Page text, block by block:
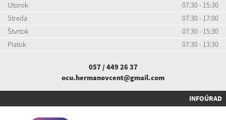
Utorok
07:30 - 15:30
Streda
07:30 - 17:00
Štvrtok
07:30 - 15:30
Piatok
07:30 - 13:30
057 / 449 26 37
ocu.hermanovcent@gmail.com
INFOÚRAD